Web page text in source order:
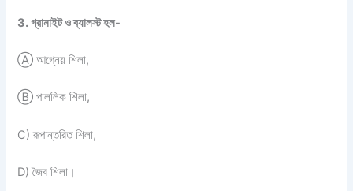
3. গ্রানাইট ও ব্যালস্ট হল-
Ⓐ আগ্নেয় শিলা,
Ⓑ পাললিক শিলা,
C) রূপান্তরিত শিলা,
D) জৈব শিলা।